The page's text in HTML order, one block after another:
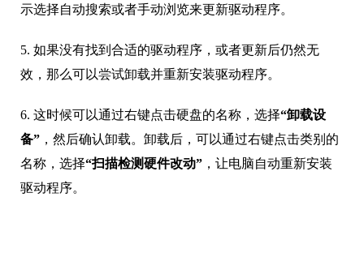
示选择自动搜索或者手动浏览来更新驱动程序。
5. 如果没有找到合适的驱动程序，或者更新后仍然无
效，那么可以尝试卸载并重新安装驱动程序。
6. 这时候可以通过右键点击硬盘的名称，选择“卸载设
备” ，然后确认卸载。卸载后，可以通过右键点击类别的
名称，选择“扫描检测硬件改动” ，让电脑自动重新安装
驱动程序。